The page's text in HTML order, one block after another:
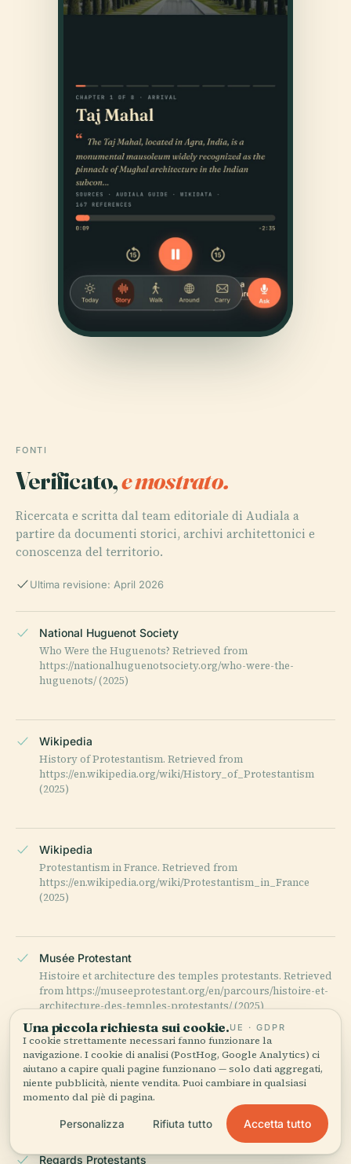
FONTI
Verificato,e mostrato.
Ricercata e scritta dal team editoriale di Audiala a
partire da documenti storici, archivi architettonici e
conoscenza del territorio.
Ultima revisione: April 2026
National Huguenot Society
Who Were the Huguenots? Retrieved from
https://nationalhuguenotsociety.org/who-were-the-
huguenots/ (2025)
Wikipedia
History of Protestantism. Retrieved from
https://en.wikipedia.org/wiki/History_of_Protestantism
(2025)
Wikipedia
Protestantism in France. Retrieved from
https://en.wikipedia.org/wiki/Protestantism_in_France
(2025)
Musée Protestant
Histoire et architecture des temples protestants. Retrieved
from https://museeprotestant.org/en/parcours/histoire-et-
architecture-des-temples-protestants/ (2025)
Temples.free.fr
Temple Protestant De Laon. Retrieved from
http://temples.free.fr/temples/laon2.htm (2025)
Regards Protestants
Una piccola richiesta sui cookie.UE · GDPR
I cookie strettamente necessari fanno funzionare la
navigazione. I cookie di analisi (PostHog, Google Analytics) ci
aiutano a capire quali pagine funzionano — solo dati aggregati,
niente pubblicità, niente vendita. Puoi cambiare in qualsiasi
momento dal piè di pagina.
Personalizza Rifiuta tutto Accetta tutto